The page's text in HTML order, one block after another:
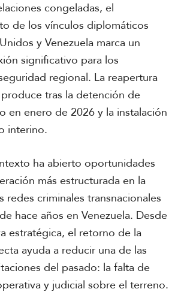
congeladas, el
de los vínculos diplomáticos
y Venezuela marca un
significativo para los
regional. La reapertura
tras la detención de
en enero de 2026 y la instalación
interino.
ha abierto oportunidades
más estructurada en la
redes criminales transnacionales
hace años en Venezuela. Desde
estratégica, el retorno de la
ayuda a reducir una de las
del pasado: la falta de
y judicial sobre el terreno.